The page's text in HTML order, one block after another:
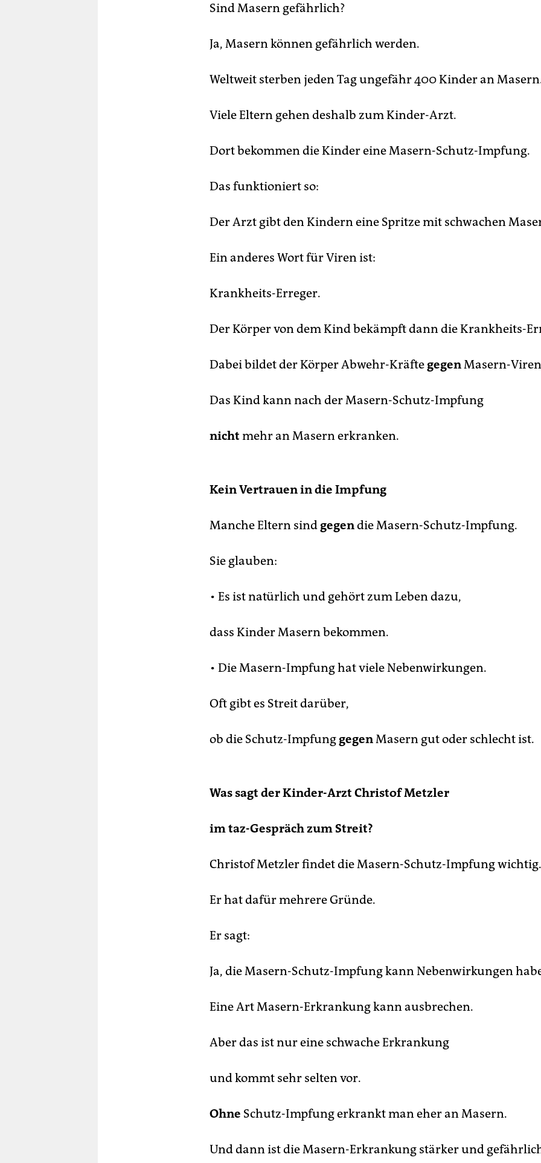
Sind Masern gefährlich?
Ja, Masern können gefährlich werden.
Weltweit sterben jeden Tag ungefähr 400 Kinder an
Viele Eltern gehen deshalb zum Kinder-Arzt.
Dort bekommen die Kinder eine Masern-Schutz-Impfung.
Das funktioniert so:
Der Arzt gibt den Kindern eine Spritze mit schwachen
Ein anderes Wort für Viren ist:
Krankheits-Erreger.
Der Körper von dem Kind bekämpft dann die Krankheits-
Dabei bildet der Körper Abwehr-Kräfte gegenMasern-
Das Kind kann nach der Masern-Schutz-Impfung
nicht mehr an Masern erkranken.
Kein Vertrauen in die Impfung
Manche Eltern sind gegendie Masern-Schutz-Impfung.
Sie glauben:
• Es ist natürlich und gehört zum Leben dazu,
dass Kinder Masern bekommen.
• Die Masern-Impfung hat viele Nebenwirkungen.
Oft gibt es Streit darüber,
ob die Schutz-Impfung gegenMasern gut oder schlecht ist.
Was sagt der Kinder-Arzt Christof Metzler
im taz-Gespräch zum Streit?
Christof Metzler findet die Masern-Schutz-Impfung wichtig.
Er hat dafür mehrere Gründe.
Er sagt:
Ja, die Masern-Schutz-Impfung kann Nebenwirkungen
Eine Art Masern-Erkrankung kann ausbrechen.
Aber das ist nur eine schwache Erkrankung
und kommt sehr selten vor.
Ohne Schutz-Impfung erkrankt man eher an Masern.
Und dann ist die Masern-Erkrankung stärker und